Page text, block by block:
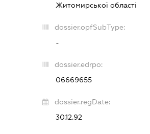
Житомирської області
dossier.opfSubType:
-
dossier.edrpo:
06669655
dossier.regDate:
30.12.92